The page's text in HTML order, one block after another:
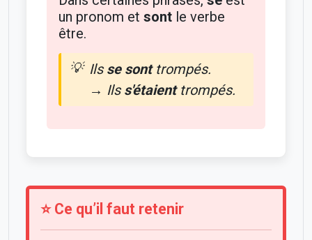
un pronom et sontle verbe
être.
Ilsse sonttrompés.
→ Ilss'étaienttrompés.
⭐ Ce qu’il faut retenir